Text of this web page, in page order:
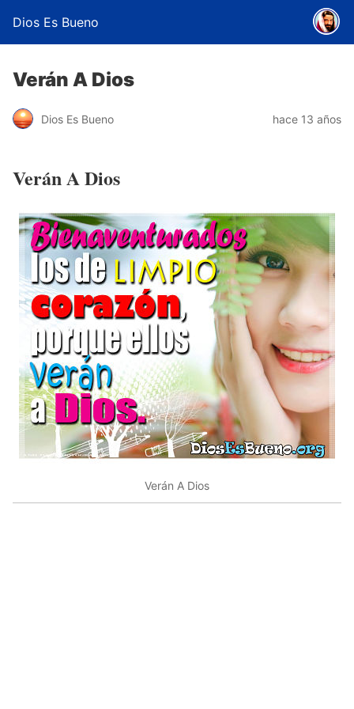
Dios Es Bueno
Verán A Dios
Dios Es Bueno hace 13 años
Verán A Dios
Verán A Dios